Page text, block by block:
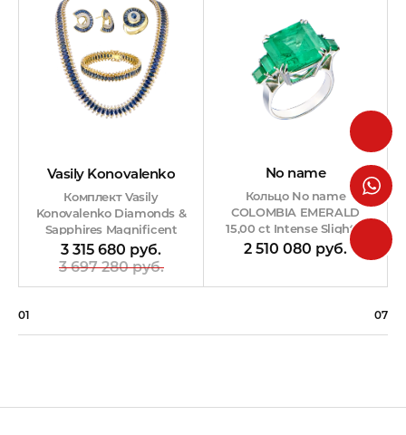
Vasily Konovalenko
Комплект Vasily
Konovalenko Diamonds &
Sapphires Magnificent
lady evening party set
3 315 680 руб.
3 697 280 руб.
No name
Кольцо No name
COLOMBIA EMERALD
15,00 ct Intense Slightly
Bluish Green/VS
2 510 080 руб.
01 07